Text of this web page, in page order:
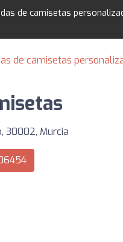
de camisetas
de camisetas
30002, Murcia